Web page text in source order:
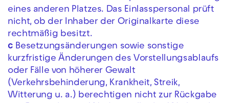
eines anderen Platzes. Das Einlasspersonal prüft
nicht, ob der Inhaber der Originalkarte diese
rechtmäßig besitzt.
c Besetzungsänderungen sowie sonstige
kurzfristige Änderungen des Vorstellungsablaufs
oder Fälle von höherer Gewalt
(Verkehrsbehinderung, Krankheit, Streik,
Witterung u. a.) berechtigen nicht zur Rückgabe